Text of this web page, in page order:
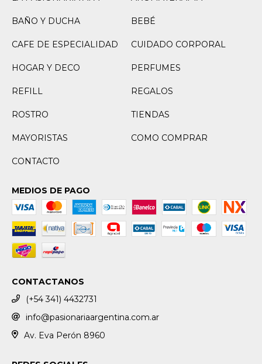
BAÑO Y DUCHA BEBÉ
CAFE DE ESPECIALIDAD CUIDADO CORPORAL
HOGAR Y DECO PERFUMES
REFILL REGALOS
ROSTRO TIENDAS
MAYORISTAS COMO COMPRAR
CONTACTO
MEDIOS DE PAGO
CONTACTANOS
(+54 341) 4432731
info@pasionariaargentina.com.ar
Av. Eva Perón 8960